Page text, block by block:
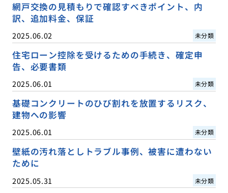
網戸交換の見積もりで確認すべきポイント、内
訳、追加料金、保証
2025.06.02 未分類
住宅ローン控除を受けるための手続き、確定申
告、必要書類
2025.06.01 未分類
基礎コンクリートのひび割れを放置するリスク、
建物への影響
2025.06.01 未分類
壁紙の汚れ落としトラブル事例、被害に遭わない
ために
2025.05.31 未分類